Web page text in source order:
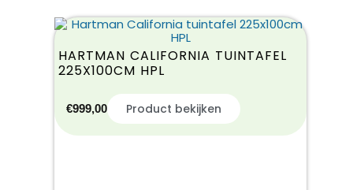
HARTMAN CALIFORNIA TUINTAFEL
225X100CM HPL
€999,00 Product bekijken